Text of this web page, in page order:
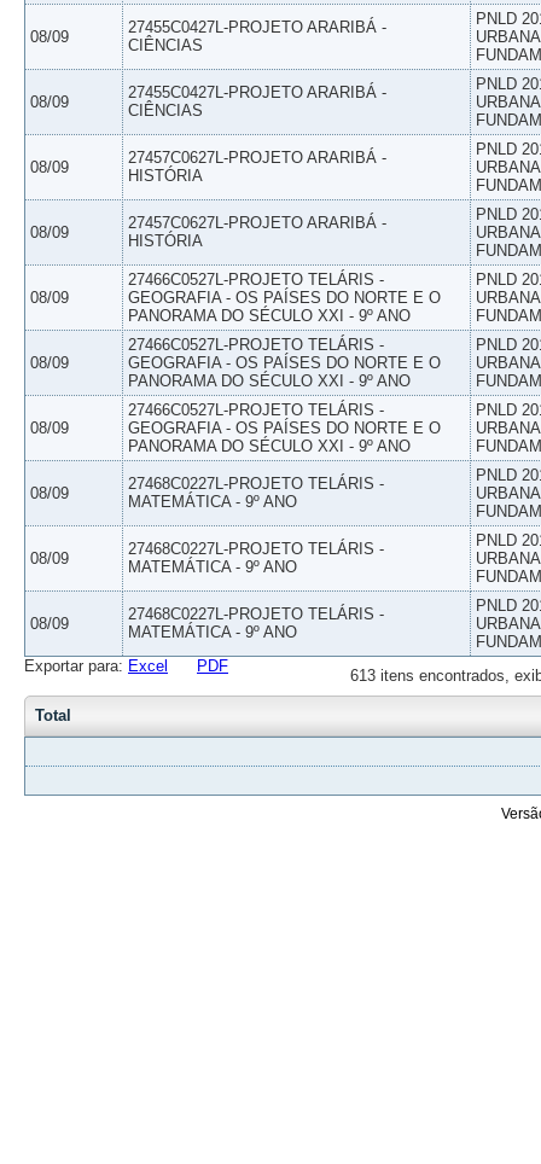
08/09
27455C0427L-PROJETO ARARIBÁ -
CIÊNCIAS
PNLD
08/09
27455C0427L-PROJETO ARARIBÁ -
CIÊNCIAS
PNLD
08/09
27457C0627L-PROJETO ARARIBÁ -
HISTÓRIA
PNLD
08/09
27457C0627L-PROJETO ARARIBÁ -
HISTÓRIA
PNLD
08/09
27466C0527L-PROJETO TELÁRIS -
GEOGRAFIA - OS PAÍSES DO NORTE E O
PANORAMA DO SÉCULO XXI - 9º ANO
PNLD
08/09
27466C0527L-PROJETO TELÁRIS -
GEOGRAFIA - OS PAÍSES DO NORTE E O
PANORAMA DO SÉCULO XXI - 9º ANO
PNLD
08/09
27466C0527L-PROJETO TELÁRIS -
GEOGRAFIA - OS PAÍSES DO NORTE E O
PANORAMA DO SÉCULO XXI - 9º ANO
PNLD
08/09
27468C0227L-PROJETO TELÁRIS -
MATEMÁTICA - 9º ANO
PNLD
08/09
27468C0227L-PROJETO TELÁRIS -
MATEMÁTICA - 9º ANO
PNLD
08/09
27468C0227L-PROJETO TELÁRIS -
MATEMÁTICA - 9º ANO
PNLD
613 itens encontrados,
Exportar para: Excel PDF
Total